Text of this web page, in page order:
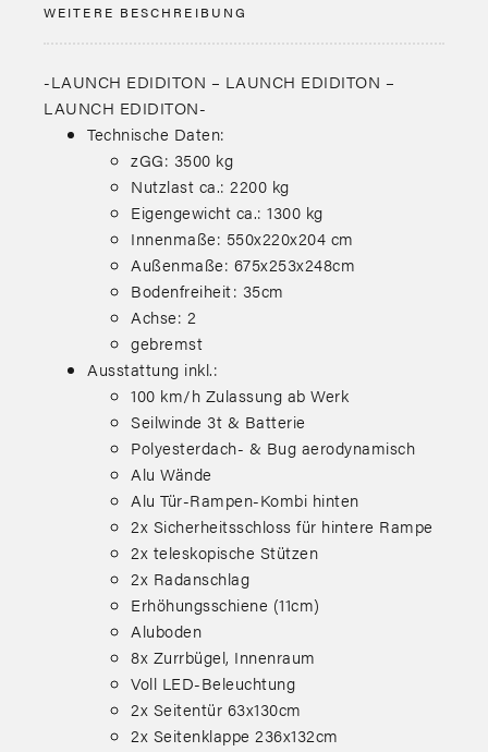
WEITERE BESCHREIBUNG
-LAUNCH EDIDITON – LAUNCH EDIDITON –
LAUNCH EDIDITON-
Technische Daten:
zGG: 3500 kg
Nutzlast ca.: 2200 kg
Eigengewicht ca.: 1300 kg
Innenmaße: 550x220x204 cm
Außenmaße: 675x253x248cm
Bodenfreiheit: 35cm
Achse: 2
gebremst
Ausstattung inkl.:
100 km/h Zulassung ab Werk
Seilwinde 3t & Batterie
Polyesterdach- & Bug aerodynamisch
Alu Wände
Alu Tür-Rampen-Kombi hinten
2x Sicherheitsschloss für hintere Rampe
2x teleskopische Stützen
2x Radanschlag
Erhöhungsschiene (11cm)
Aluboden
8x Zurrbügel, Innenraum
Voll LED-Beleuchtung
2x Seitentür 63x130cm
2x Seitenklappe 236x132cm